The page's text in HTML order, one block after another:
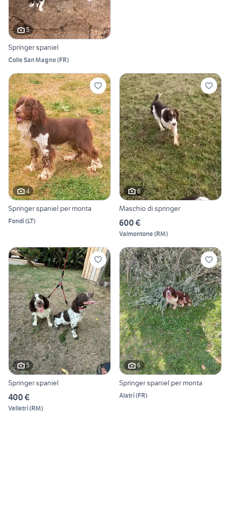
5
Springer spaniel
Colle San Magno(FR)
4
Springer spaniel per monta
Fondi(LT)
6
Maschio di springer
600 €
Valmontone(RM)
5
Springer spaniel
400 €
Velletri(RM)
6
Springer spaniel per monta
Alatri(FR)